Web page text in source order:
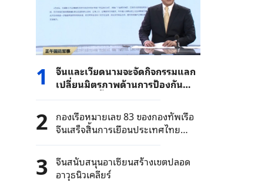
1
จีนและเวียดนามจะจัดกิจกรรมแลก
เปลี่ยนมิตรภาพด้านการป้องกัน
ชายแดนครั้งที่ 10
2 กองเรือหมายเลข 83 ของกองทัพเรือ
จีนเสร็จสิ้นการเยือนประเทศไทย
อย่างสมบูรณ์
3 จีนสนับสนุนอาเซียนสร้างเขตปลอด
อาวุธนิวเคลียร์